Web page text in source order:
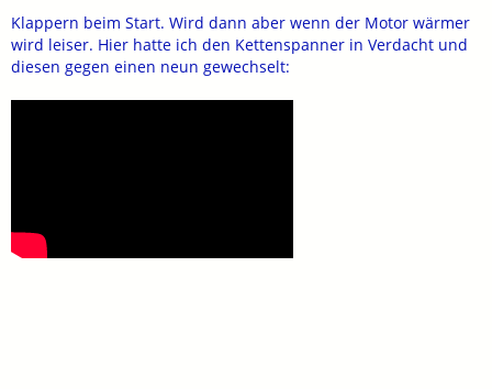
Klappern beim Start. Wird dann aber wenn der Motor wärmer
wird leiser. Hier hatte ich den Kettenspanner in Verdacht und
diesen gegen einen neun gewechselt: